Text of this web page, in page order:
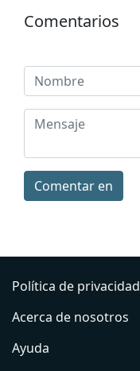
Comentarios
Comentar en
Política de privacidad
Acerca de nosotros
Ayuda